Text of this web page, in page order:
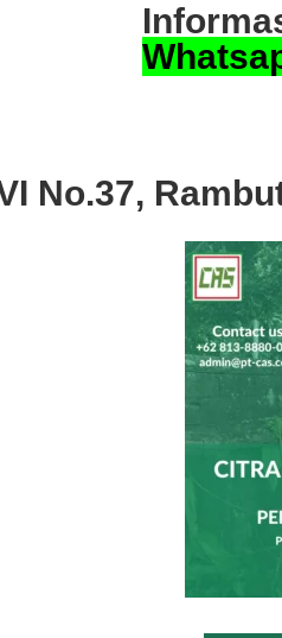
No.37,